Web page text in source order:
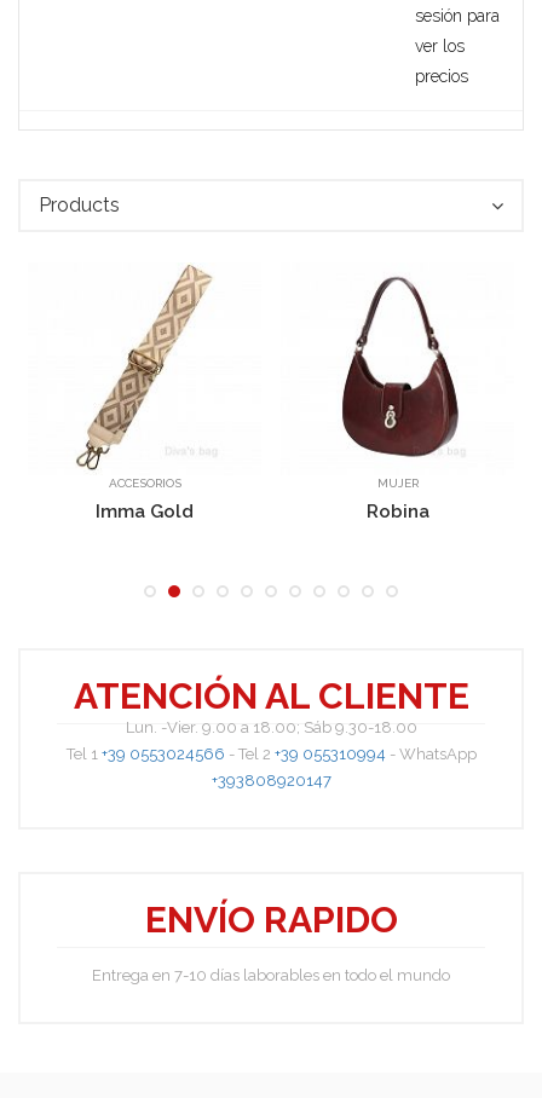
sesión para
ver los
precios
Products
ACCESORIOS
Imma Gold
MUJER
Robina
ATENCIÓN AL CLIENTE
Lun. -Vier. 9.00 a 18.00; Sáb 9.30-18.00
Tel 1 +39 0553024566 - Tel 2 +39 055310994 - WhatsApp
+393808920147
ENVÍO RAPIDO
Entrega en 7-10 días laborables en todo el mundo